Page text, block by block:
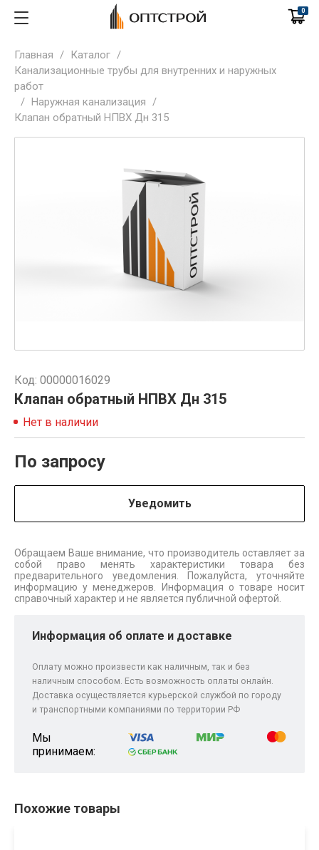
0
Главная / Каталог /
Канализационные трубы для внутренних и наружных
работ
/ Наружная канализация /
Клапан обратный НПВХ Дн 315
Код: 00000016029
Клапан обратный НПВХ Дн 315
Нет в наличии
По запросу
Уведомить
Обращаем Ваше внимание, что производитель оставляет за
собой право менять характеристики товара без
предварительного уведомления. Пожалуйста, уточняйте
информацию у менеджеров. Информация о товаре носит
справочный характер и не является публичной офертой.
Информация об оплате и доставке
Оплату можно произвести как наличным, так и без
наличным способом. Есть возможность оплаты онлайн.
Доставка осуществляется курьерской службой по городу
и транспортными компаниями по территории РФ
Мы
принимаем:
Похожие товары